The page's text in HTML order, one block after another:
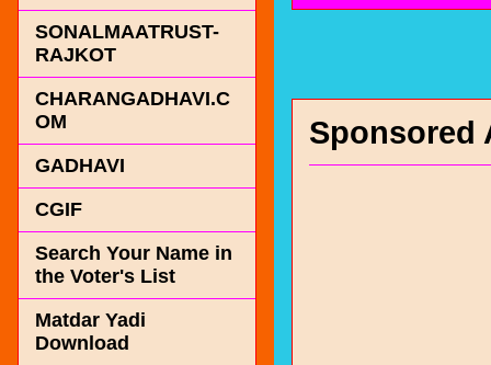
Sponsored
SONALMAATRUST-
RAJKOT
CHARANGADHAVI.C
OM
GADHAVI
CGIF
Search Your Name in
the Voter's List
Matdar Yadi
Download